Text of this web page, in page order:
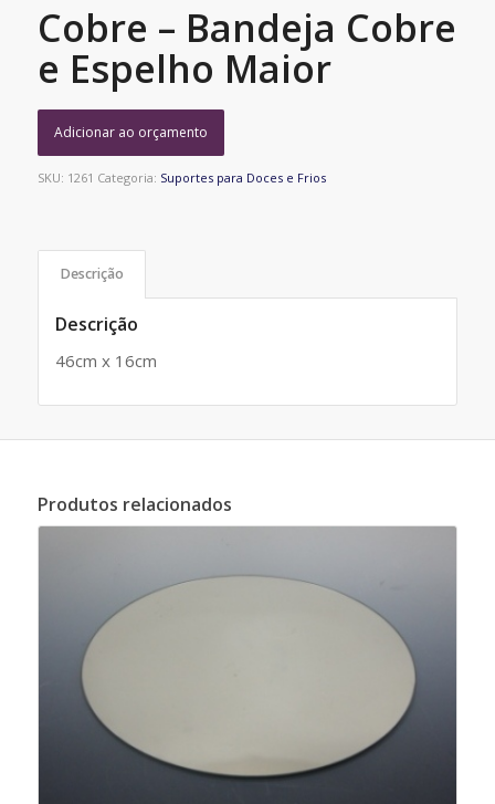
Cobre – Bandeja Cobre
e Espelho Maior
Adicionar ao orçamento
SKU: 1261 Categoria: Suportes para Doces e Frios
Descrição
Descrição
46cm x 16cm
Produtos relacionados